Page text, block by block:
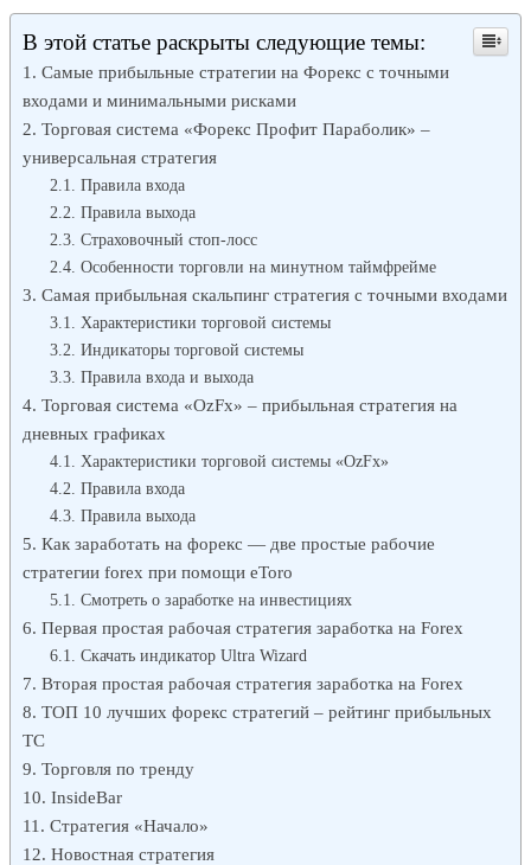
В этой статье раскрыты следующие темы:
Самые прибыльные стратегии на Форекс с точными
входами и минимальными рисками
Торговая система «Форекс Профит Параболик» –
универсальная стратегия
Правила входа
Правила выхода
Страховочный стоп-лосс
Особенности торговли на минутном таймфрейме
Самая прибыльная скальпинг стратегия с точными входами
Характеристики торговой системы
Индикаторы торговой системы
Правила входа и выхода
Торговая система «OzFx» – прибыльная стратегия на
дневных графиках
Характеристики торговой системы «OzFx»
Правила входа
Правила выхода
Как заработать на форекс — две простые рабочие
стратегии forex при помощи eToro
Смотреть о заработке на инвестициях
Первая простая рабочая стратегия заработка на Forex
Скачать индикатор Ultra Wizard
Вторая простая рабочая стратегия заработка на Forex
ТОП 10 лучших форекс стратегий – рейтинг прибыльных
ТС
Торговля по тренду
InsideBar
Стратегия «Начало»
Новостная стратегия